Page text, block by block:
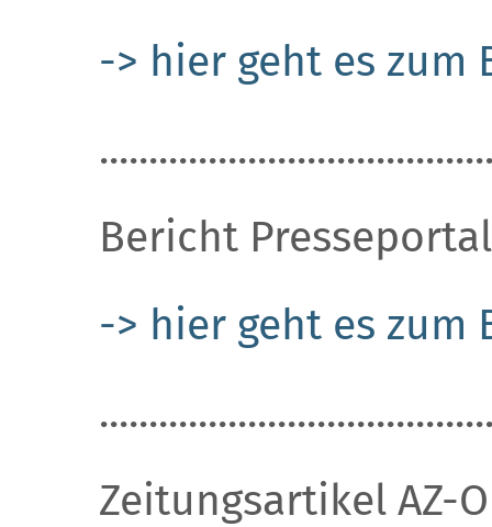
-> hier geht es zum
Bericht
-> hier geht es zum
Zeitungsartikel AZ-